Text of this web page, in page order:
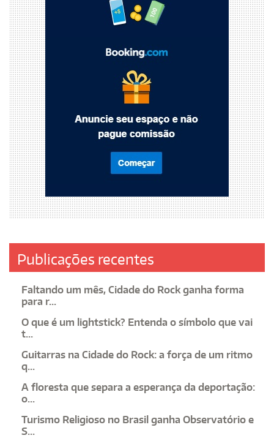
Publicações recentes
Faltando um mês, Cidade do Rock ganha forma
para r...
O que é um lightstick? Entenda o símbolo que vai
t...
Guitarras na Cidade do Rock: a força de um ritmo
q...
A floresta que separa a esperança da deportação:
o...
Turismo Religioso no Brasil ganha Observatório e
S...